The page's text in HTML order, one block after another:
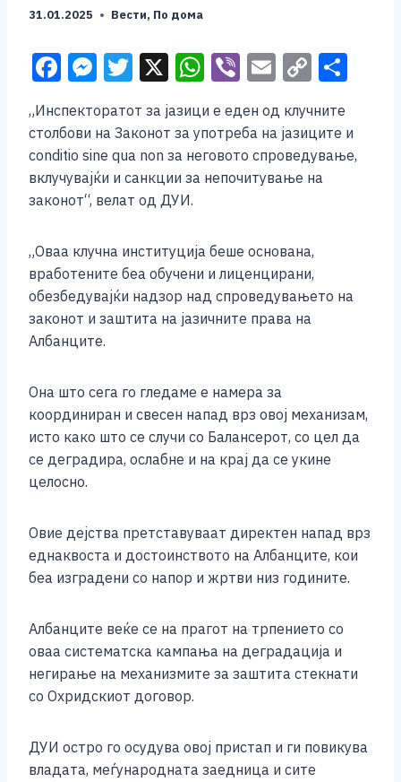
31.01.2025 Вести, По дома
F
c
e
b
o
o
k
M
ss
e
n
g
er
T
tt
er
X W
at
s
A
p
Vi
er
E
ai
l
C
p
y
Li
ar
e
„Инспекторатот за јазици е еден од клучните
столбови на Законот за употреба на јазиците и
conditio sine qua non за неговото спроведување,
вклучувајќи и санкции за непочитување на
законот“, велат од ДУИ.
„Оваа клучна институција беше основана,
вработените беа обучени и лиценцирани,
обезбедувајќи надзор над спроведувањето на
законот и заштита на јазичните права на
Албанците.
Она што сега го гледаме е намера за
координиран и свесен напад врз овој механизам,
исто како што се случи со Балансерот, со цел да
се деградира, ослабне и на крај да се укине
целосно.
Овие дејства претставуваат директен напад врз
еднаквоста и достоинството на Албанците, кои
беа изградени со напор и жртви низ годините.
Албанците веќе се на прагот на трпението со
оваа систематска кампања на деградација и
негирање на механизмите за заштита стекнати
со Охридскиот договор.
ДУИ остро го осудува овој пристап и ги повикува
владата, меѓународната заедница и сите